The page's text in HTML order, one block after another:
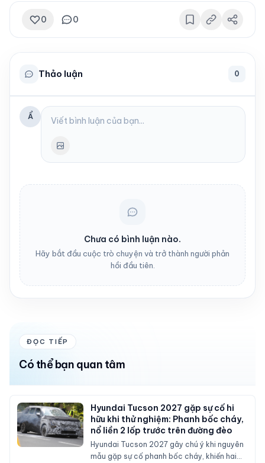
0 0
Thảo luận 0
Ẩ
Chưa có bình luận nào.
Hãy bắt đầu cuộc trò chuyện và trở thành người phản
hồi đầu tiên.
ĐỌC TIẾP
Có thể bạn quan tâm
Hyundai Tucson 2027 gặp sự cố hi
hữu khi thử nghiệm: Phanh bốc cháy,
nổ liền 2 lốp trước trên đường đèo
Hyundai Tucson 2027 gây chú ý khi nguyên
mẫu gặp sự cố phanh bốc cháy, khiến hai